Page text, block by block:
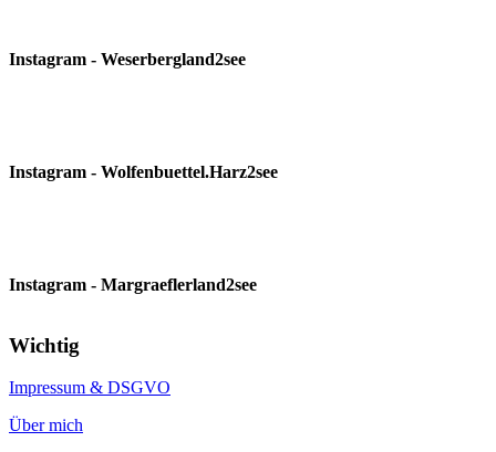
Instagram - Weserbergland2see
Instagram - Wolfenbuettel.Harz2see
Instagram - Margraeflerland2see
Wichtig
Impressum & DSGVO
Über mich